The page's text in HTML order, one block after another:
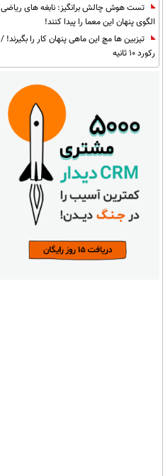
تست هوش چالش برانگیز: نابغه های ریاضی
الگوی پنهان این معما را پیدا کنند!
تیزبین ها مچ این ماهی پنهان کار را بگیرند! /
رکورد 10 ثانیه